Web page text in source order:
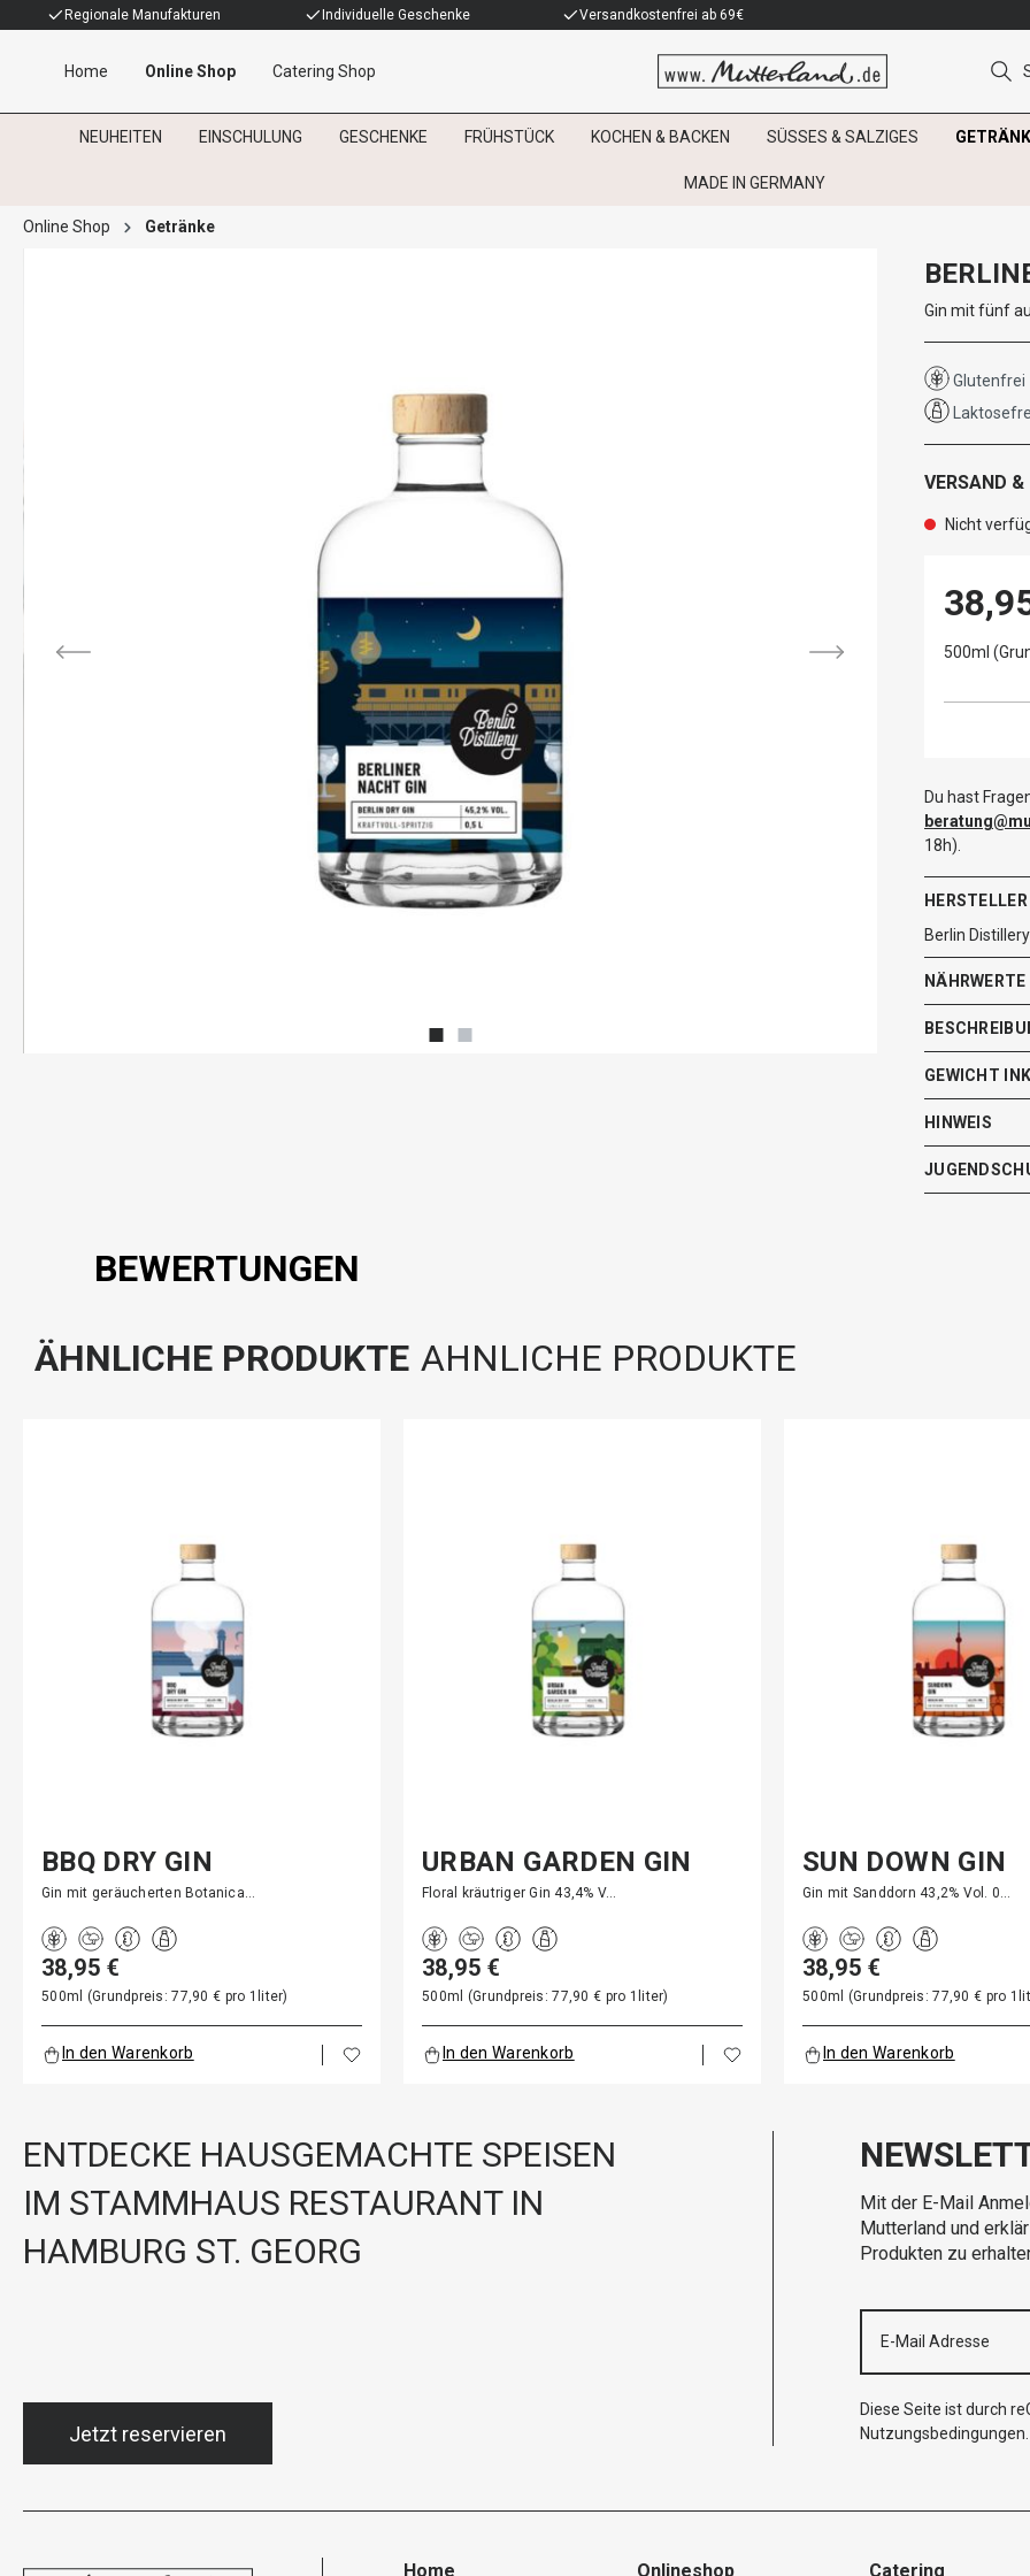
Regionale Manufakturen Individuelle Geschenke Versandkostenfrei ab 69€
Home Online Shop Catering Shop
NEUHEITEN EINSCHULUNG GESCHENKE FRÜHSTÜCK KOCHEN & BACKEN SÜSSES & SALZIGES
MADE IN GERMANY
Online Shop Getränke
Gin mit fünf
Glutenfrei
VERSAND &
Nicht
500ml
Du hast
18h).
HERSTELLER
Berlin
GEWICHT
HINWEIS
BEWERTUNGEN
ÄHNLICHE PRODUKTE AHNLICHE PRODUKTE
BBQ DRY GIN
Gin mit geräucherten Botanica…
38,95 €
500ml (Grundpreis: 77,90 € pro 1liter)
In den Warenkorb
URBAN GARDEN GIN
Floral kräutriger Gin 43,4% V…
38,95 €
500ml (Grundpreis: 77,90 € pro 1liter)
In den Warenkorb
SUN DOWN GIN
Gin mit Sanddorn 43,2% Vol. 0…
38,95 €
500ml (Grundpreis: 77,90 € pro
In den Warenkorb
ENTDECKE HAUSGEMACHTE SPEISEN
IM STAMMHAUS RESTAURANT IN
HAMBURG ST. GEORG
Jetzt reservieren
Mit der E-Mail
Mutterland und
Produkten zu
Diese Seite ist durch
Nutzungsbedingungen
Home Onlineshop Catering